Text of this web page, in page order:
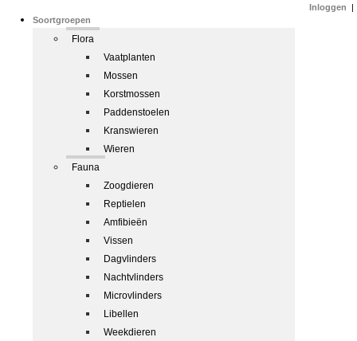
Soortgroepen
Flora
Vaatplanten
Mossen
Korstmossen
Paddenstoelen
Kranswieren
Wieren
Fauna
Zoogdieren
Reptielen
Amfibieën
Vissen
Dagvlinders
Nachtvlinders
Microvlinders
Libellen
Weekdieren
Inloggen |